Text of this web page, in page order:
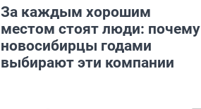
За каждым хорошим
местом стоят люди: почему
новосибирцы годами
выбирают эти компании